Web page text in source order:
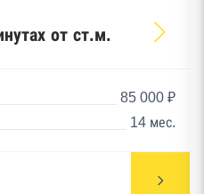
от ст.м.
85 000 ₽
14 мес.